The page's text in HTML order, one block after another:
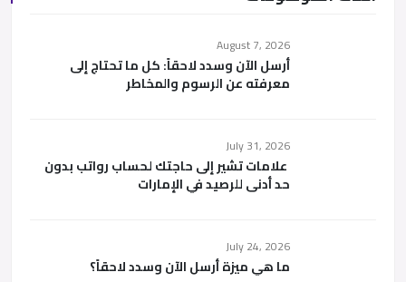
August 7, 2026
أرسل الآن وسدد لاحقاً: كل ما تحتاج إلى
معرفته عن الرسوم والمخاطر
July 31, 2026
علامات تشير إلى حاجتك لحساب رواتب بدون
حد أدنى للرصيد في الإمارات
July 24, 2026
ما هي ميزة أرسل الآن وسدد لاحقاً؟